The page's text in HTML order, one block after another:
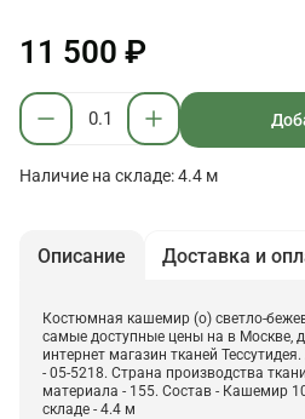
11 500 ₽
Наличие на складе: 4.4 м
Описание Доставка и
Костюмная кашемир (о) светло-
самые доступные цены на в Москве,
интернет магазин тканей
- 05-5218. Страна производства
материала - 155. Состав - Кашемир
складе - 4.4 м